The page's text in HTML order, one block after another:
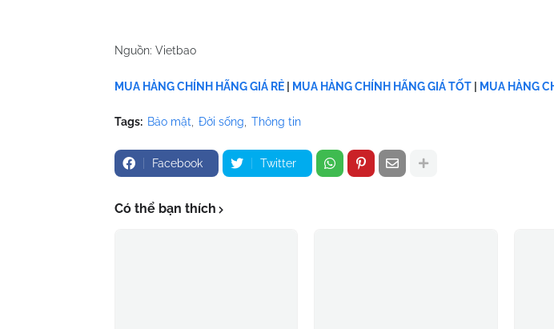
Nguồn: Vietbao
MUA HÀNG CHÍNH HÃNG GIÁ RẺ MUA HÀNG CHÍNH HÃNG GIÁ TỐT MUA HÀNG
Tags: Bảo mật Đời sống Thông tin
Facebook Twitter
Có thể bạn thích